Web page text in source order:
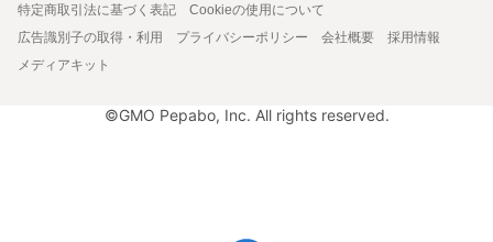
特定商取引法に基づく表記
Cookieの使用について
広告識別子の取得・利用
プライバシーポリシー 会社概要
採用情報
メディアキット
©GMO Pepabo, Inc. All rights reserved.